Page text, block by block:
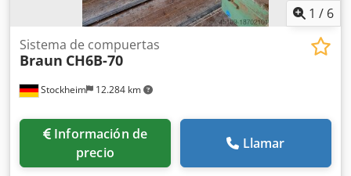
1 / 6
Stockheim 12.284 km
Sistema de compuertas
Braun CH6B-70
Información de
precio
Llamar